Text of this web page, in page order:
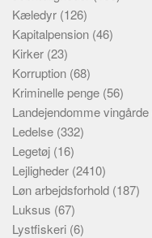
Kæledyr (126)
Kapitalpension (46)
Kirker (23)
Korruption (68)
Kriminelle penge (56)
Landejendomme vingårde
Ledelse (332)
Legetøj (16)
Lejligheder (2410)
Løn arbejdsforhold (187)
Luksus (67)
Lystfiskeri (6)